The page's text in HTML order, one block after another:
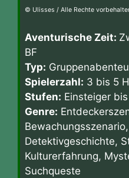
© Ulisses / Alle Rechte
Aventurische Zeit:
BF
Typ:
Spielerzahl: 3 bis 5
Stufen: Einsteiger
Genre:
Detektivgeschichte,
Kulturerfahrung,
Suchqueste